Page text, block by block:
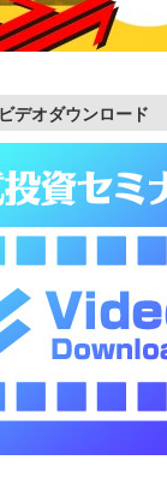
デオダウンロード